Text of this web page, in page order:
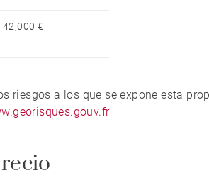
42,000 €
riesgos a los que se expone esta